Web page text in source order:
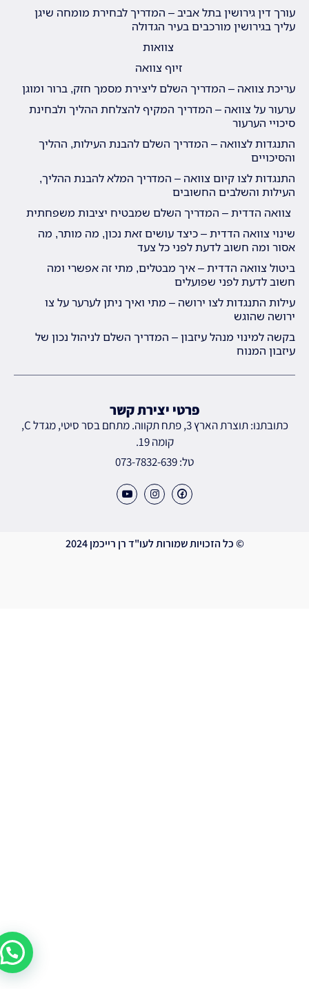
עורך דין גירושין בתל אביב – המדריך לבחירת מומחה שיגן
עליך בגירושין מורכבים בעיר הגדולה
צוואות
זיוף צוואה
עריכת צוואה – המדריך השלם ליצירת מסמך חזק, ברור ומוגן
ערעור על צוואה – המדריך המקיף להצלחת ההליך ולבחינת
סיכויי הערעור
התנגדות לצוואה – המדריך השלם להבנת העילות, ההליך
והסיכויים
התנגדות לצו קיום צוואה – המדריך המלא להבנת ההליך,
העילות והשלבים החשובים
צוואה הדדית – המדריך השלם שמבטיח יציבות משפחתית
שינוי צוואה הדדית – כיצד עושים זאת נכון, מה מותר, מה
אסור ומה חשוב לדעת לפני כל צעד
ביטול צוואה הדדית – איך מבטלים, מתי זה אפשרי ומה
חשוב לדעת לפני שפועלים
עילות התנגדות לצו ירושה – מתי ואיך ניתן לערער על צו
ירושה שהוגש
בקשה למינוי מנהל עיזבון – המדריך השלם לניהול נכון של
עיזבון המנוח
פרטי יצירת קשר
כתובתנו: תוצרת הארץ 3, פתח תקווה. מתחם בסר סיטי, מגדל C,
קומה 19.
טל: 073-7832-639
© כל הזכויות שמורות לעו"ד רן רייכמן 2024